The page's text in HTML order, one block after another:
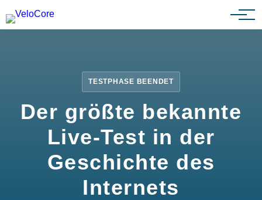
Partnerprogramm
TESTPHASE BEENDET
Der größte bekannte
Live-Test in der
Geschichte des
Internets